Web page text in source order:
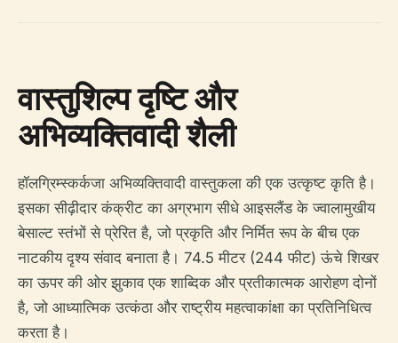
वास्तुशिल्प दृष्टि और
अभिव्यक्तिवादी शैली
हॉलग्रिम्स्कर्कजा अभिव्यक्तिवादी वास्तुकला की एक उत्कृष्ट कृति है।
इसका सीढ़ीदार कंक्रीट का अग्रभाग सीधे आइसलैंड के ज्वालामुखीय
बेसाल्ट स्तंभों से प्रेरित है, जो प्रकृति और निर्मित रूप के बीच एक
नाटकीय दृश्य संवाद बनाता है। 74.5 मीटर (244 फीट) ऊंचे शिखर
का ऊपर की ओर झुकाव एक शाब्दिक और प्रतीकात्मक आरोहण दोनों
है, जो आध्यात्मिक उत्कंठा और राष्ट्रीय महत्वाकांक्षा का प्रतिनिधित्व
करता है।